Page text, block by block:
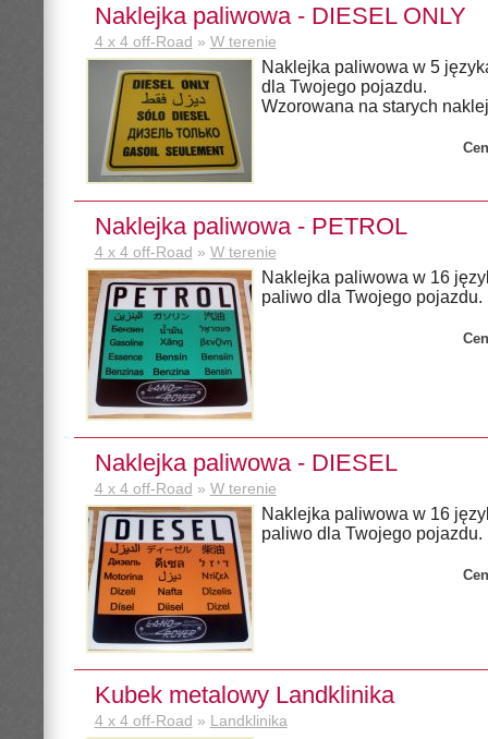
Naklejka paliwowa - DIESEL ONLY
4 x 4 off-Road » W terenie
Naklejka paliwowa w 5
dla Twojego pojazdu.
Wzorowana na starych
Naklejka paliwowa - PETROL
4 x 4 off-Road » W terenie
Naklejka paliwowa w 16
paliwo dla Twojego pojazdu.
Naklejka paliwowa - DIESEL
4 x 4 off-Road » W terenie
Naklejka paliwowa w 16
paliwo dla Twojego pojazdu.
Kubek metalowy Landklinika
4 x 4 off-Road » Landklinika